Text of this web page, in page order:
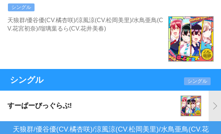
シングル
天狼群/優谷優(CV.橘杏咲)/涼風涼(CV.松岡美里)/水鳥亜鳥(C
V.花宮初奈)/瑠璃葉るら(CV.花井美春)
シングル シングル
すーぱーびっぐらぶ!
天狼群/優谷優(CV.橘杏咲)/涼風涼(CV.松岡美里)/水鳥亜鳥(CV.花